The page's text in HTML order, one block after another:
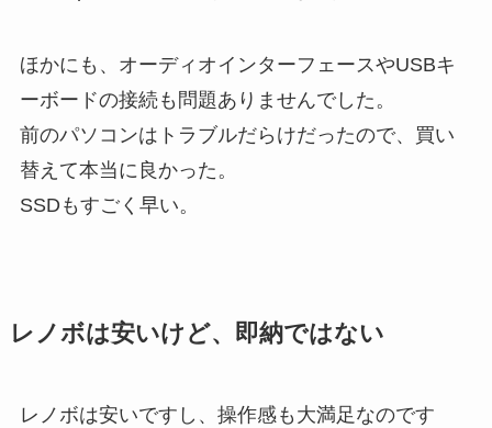
ほかにも、オーディオインターフェースやUSBキ
ーボードの接続も問題ありませんでした。
前のパソコンはトラブルだらけだったので、買い
替えて本当に良かった。
SSDもすごく早い。
レノボは安いけど、即納ではない
レノボは安いですし、操作感も大満足なのです